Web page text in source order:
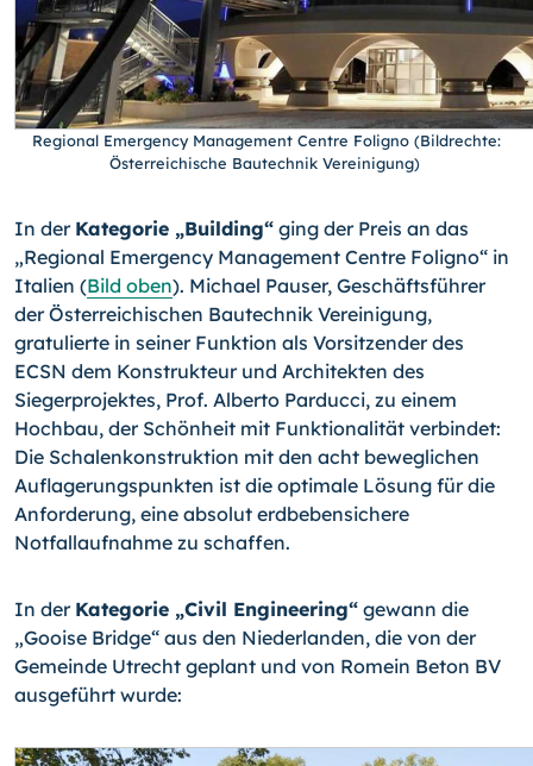
Regional Emergency Management Centre Foligno (Bildrechte:
Österreichische Bautechnik Vereinigung)
In der Kategorie „Building“ ging der Preis an das
„Regional Emergency Management Centre Foligno“ in
Italien (Bild oben). Michael Pauser, Geschäftsführer
der Österreichi­schen Bautechnik Vereinigung,
gratulierte in seiner Funktion als Vorsitzender des
ECSN dem Konstrukteur und Architekten des
Siegerprojektes, Prof. Alberto Parducci, zu ei­nem
Hochbau, der Schönheit mit Funktionalität verbindet:
Die Schalenkonstruktion mit den acht beweglichen
Auflagerungspunkten ist die optimale Lösung für die
Anforde­rung, eine absolut erdbebensichere
Notfallaufnahme zu schaffen.
In der Kategorie „Civil Engineering“ gewann die
„Gooise Bridge“ aus den Nieder­landen, die von der
Gemeinde Utrecht geplant und von Romein Beton BV
ausgeführt wurde: